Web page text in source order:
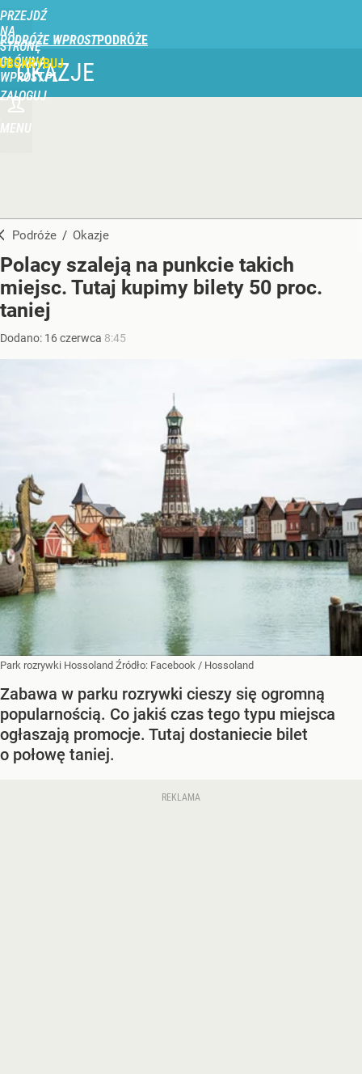
PRZEJDŹ
NA
STRONĘ
GŁÓWNĄ
WPROST.PL
PODRÓŻE WPROST
ZALOGUJ
MENU
OKAZJE
Podróże / Okazje
Polacy szaleją na punkcie takich
miejsc. Tutaj kupimy bilety 50 proc.
taniej
Dodano: 16czerwca 8:45
Park rozrywki Hossoland Źródło: Facebook / Hossoland
Zabawa w parku rozrywki cieszy się ogromną
popularnością. Co jakiś czas tego typu miejsca
ogłaszają promocje. Tutaj dostaniecie bilet
o połowę taniej.